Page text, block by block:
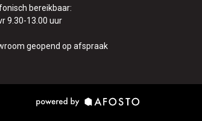
bereikbaar:
9.30-13.00 uur
geopend op afspraak